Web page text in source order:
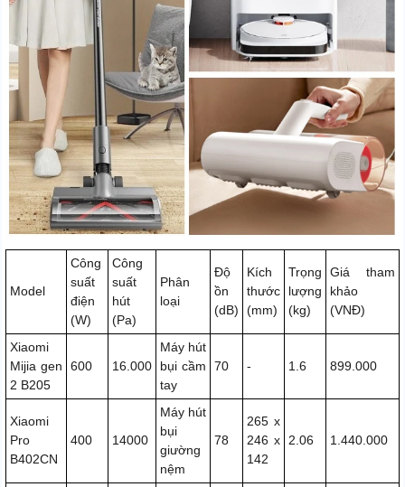
Model
Công
suất
điện
(W)
Công
suất
hút
(Pa)
Phân
loại
Độ
ồn
(dB)
Kích
thước
(mm)
Trọng
lượng
(kg)
Giá tham
khảo
(VNĐ)
Xiaomi
Mijia gen
2 B205
600 16.000
Máy hút
bụi cầm
tay
70 - 1.6 899.000
Xiaomi
Pro
B402CN
400 14000
Máy hút
bụi
giường
nệm
78
265 x
246 x
142
2.06 1.440.000